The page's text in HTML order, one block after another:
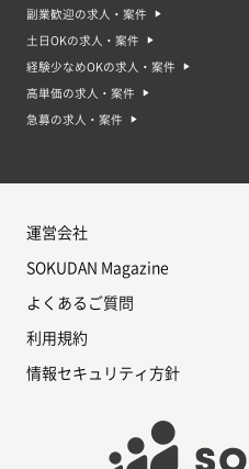
副業歓迎の求人・案件
土日OKの求人・案件
経験少なめOKの求人・案件
高単価の求人・案件
急募の求人・案件
運営会社
SOKUDAN Magazine
よくあるご質問
利用規約
情報セキュリティ方針